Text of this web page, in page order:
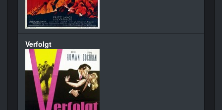
Verfolgt